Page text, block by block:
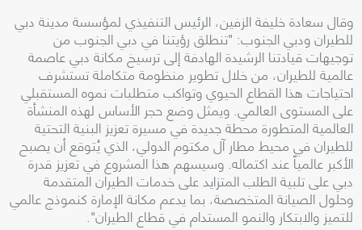
وقال سعادة خليفة الزفين، الرئيس التنفيذي لمؤسسة مدينة دبي
للطيران ودبي الجنوب: "تنطلق رؤيتنا في دبي الجنوب من
توجيهات قيادتنا الرشيدة الهادفة إلى ترسيخ مكانة دبي عاصمة
عالمية للطيران، من خلال تطوير منظومة متكاملة تستشرف
احتياجات هذا القطاع الحيوي وتواكب متطلبات نموه المستقبلي
على المستوى العالمي. ويمثل وضع حجر الأساس لهذه المنشأة
العالمية المتطورة محطة جديدة في مسيرة تعزيز البنية التحتية
للطيران في محيط مطار آل مكتوم الدولي، الذي يُتوقع أن يصبح
الأكبر عالمياً عند اكتماله. وسيسهم هذا المشروع في تعزيز قدرة
دبي على تلبية الطلب المتزايد على خدمات الطيران المتقدمة
وحلول الصيانة المتخصصة، بما يدعم مكانة الإمارة كنموذج عالمي
للتميز والابتكار والنمو المستدام في قطاع الطيران".